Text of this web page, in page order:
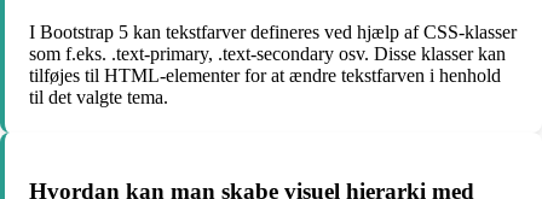
I Bootstrap 5 kan tekstfarver defineres ved hjælp af CSS-klasser
som f.eks. .text-primary, .text-secondary osv. Disse klasser kan
tilføjes til HTML-elementer for at ændre tekstfarven i henhold
til det valgte tema.
Hvordan kan man skabe visuel hierarki med